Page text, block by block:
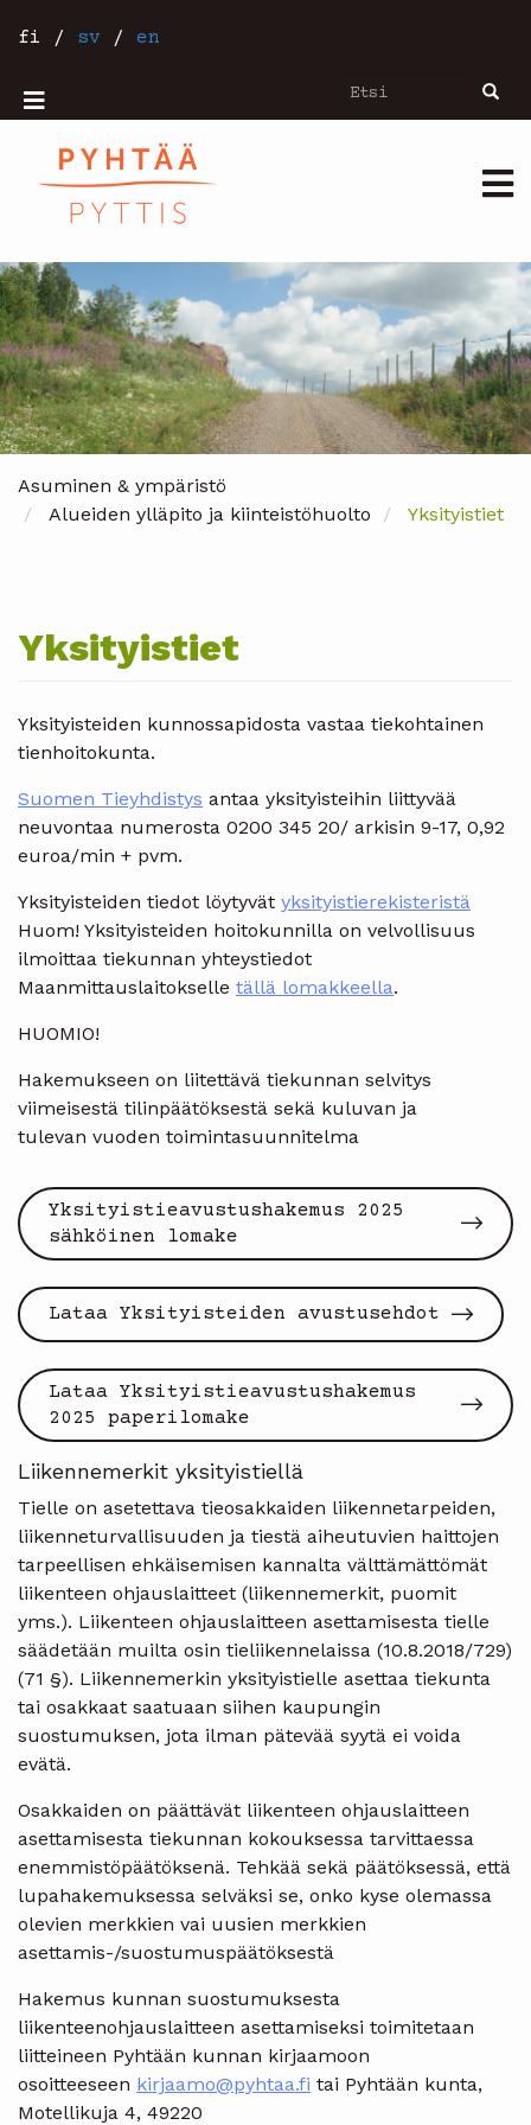
pääsisältöön
fi / sv / en
Etsi Etsi
Mobiilivalikko
Asuminen & ympäristö
Alueiden ylläpito ja kiinteistöhuolto
Yksityistiet
Yksityistiet
Yksityisteiden kunnossapidosta vastaa tiekohtainen
tienhoitokunta.
Suomen Tieyhdistys antaa yksityisteihin liittyvää
neuvontaa numerosta 0200 345 20/ arkisin 9-17, 0,92
euroa/min + pvm.
Yksityisteiden tiedot löytyvät yksityistierekisteristä
Huom! Yksityisteiden hoitokunnilla on velvollisuus
ilmoittaa tiekunnan yhteystiedot
Maanmittauslaitokselle tällä lomakkeella.
HUOMIO!
Hakemukseen on liitettävä tiekunnan selvitys
viimeisestä tilinpäätöksestä sekä kuluvan ja
tulevan vuoden toimintasuunnitelma
Yksityistieavustushakemus 2025
sähköinen lomake
Lataa Yksityisteiden avustusehdot
Lataa Yksityistieavustushakemus
2025 paperilomake
Liikennemerkit yksityistiellä
Tielle on asetettava tieosakkaiden liikennetarpeiden,
liikenneturvallisuuden ja tiestä aiheutuvien haittojen
tarpeellisen ehkäisemisen kannalta välttämättömät
liikenteen ohjauslaitteet (liikennemerkit, puomit
yms.). Liikenteen ohjauslaitteen asettamisesta tielle
säädetään muilta osin tieliikennelaissa (10.8.2018/729)
(71 §). Liikennemerkin yksityistielle asettaa tiekunta
tai osakkaat saatuaan siihen kaupungin
suostumuksen, jota ilman pätevää syytä ei voida
evätä.
Osakkaiden on päättävät liikenteen ohjauslaitteen
asettamisesta tiekunnan kokouksessa tarvittaessa
enemmistöpäätöksenä. Tehkää sekä päätöksessä, että
lupahakemuksessa selväksi se, onko kyse olemassa
olevien merkkien vai uusien merkkien
asettamis-/suostumuspäätöksestä
Hakemus kunnan suostumuksesta
liikenteenohjauslaitteen asettamiseksi toimitetaan
liitteineen Pyhtään kunnan kirjaamoon
osoitteeseen kirjaamo@pyhtaa.fi tai Pyhtään kunta,
Motellikuja 4, 49220